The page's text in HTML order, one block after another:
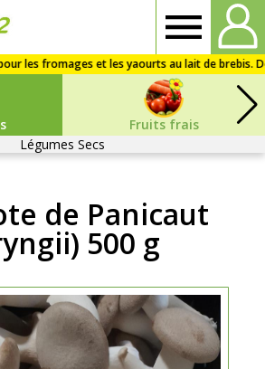
82
Fruits frais
Légumes Secs
de Panicaut
500 g